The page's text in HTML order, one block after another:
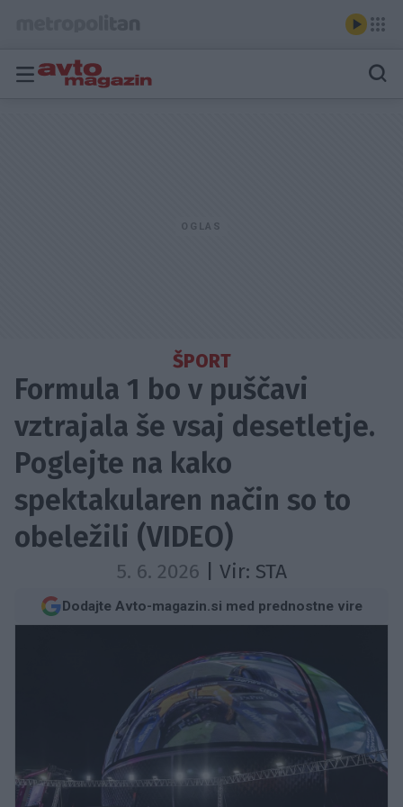
ŠPORT
Formula 1 bo v puščavi
vztrajala še vsaj desetletje.
Poglejte na kako
spektakularen način so to
obeležili (VIDEO)
5. 6. 2026 | Vir: STA
Dodajte Avto-magazin.si med prednostne vire